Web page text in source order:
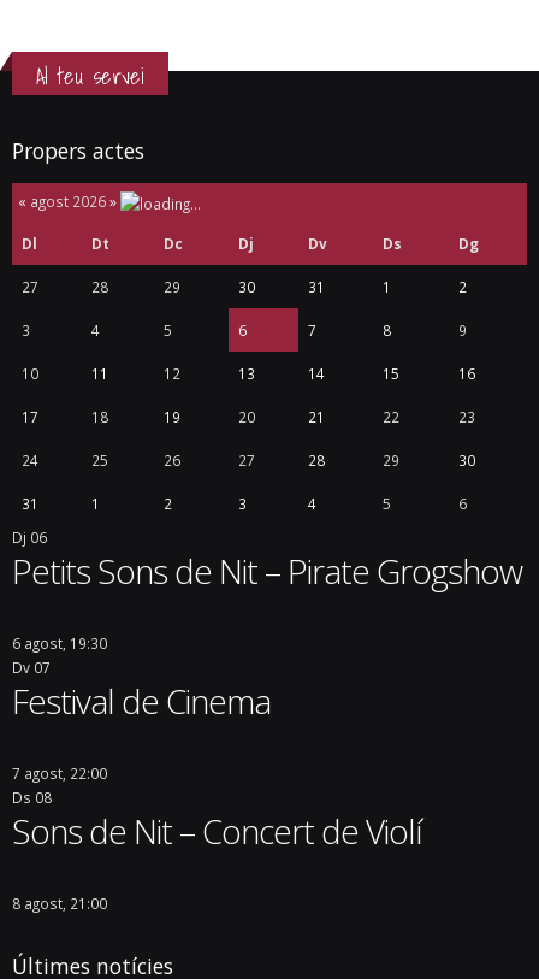
Al teu servei
Propers actes
« agost 2026»
Dl Dt Dc Dj Dv Ds Dg
27 28 29 30 31 1 2
3 4 5 6 7 8 9
10 11 12 13 14 15 16
17 18 19 20 21 22 23
24 25 26 27 28 29 30
31 1 2 3 4 5
6
Dj 06
Petits Sons de Nit – Pirate Grogshow
6 agost, 19:30
Dv 07
Festival de Cinema
7 agost, 22:00
Ds 08
Sons de Nit – Concert de Violí
8 agost, 21:00
Últimes notícies